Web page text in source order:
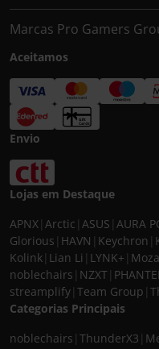
Marcas Pro Gamers
Aceitamos
Envio
Lojas em Destaque
APNX Arctic ASUS AURA
Glorious HAVN Keychron
Kolink Lian Li LYNK+
noblechairs NZXT
streamplify Team Group
Categorias Principais
noblechairs ThunderX3